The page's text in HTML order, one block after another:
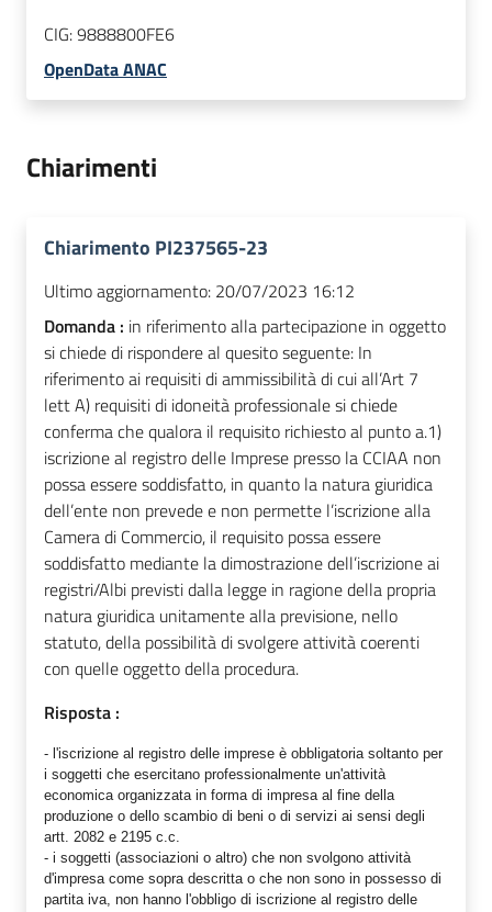
CIG:9888800FE6
OpenData ANAC
Chiarimenti
Chiarimento PI237565-23
Ultimo aggiornamento: 20/07/2023 16:12
Domanda : in riferimento alla partecipazione in oggetto
si chiede di rispondere al quesito seguente: In
riferimento ai requisiti di ammissibilità di cui all’Art 7
lett A) requisiti di idoneità professionale si chiede
conferma che qualora il requisito richiesto al punto a.1)
iscrizione al registro delle Imprese presso la CCIAA non
possa essere soddisfatto, in quanto la natura giuridica
dell’ente non prevede e non permette l’iscrizione alla
Camera di Commercio, il requisito possa essere
soddisfatto mediante la dimostrazione dell’iscrizione ai
registri/Albi previsti dalla legge in ragione della propria
natura giuridica unitamente alla previsione, nello
statuto, della possibilità di svolgere attività coerenti
con quelle oggetto della procedura.
Risposta :
- l'iscrizione al registro delle imprese è obbligatoria soltanto per
i soggetti che esercitano professionalmente un'attività
economica organizzata in forma di impresa al fine della
produzione o dello scambio di beni o di servizi ai sensi degli
artt. 2082 e 2195 c.c.
- i soggetti (associazioni o altro) che non svolgono attività
d'impresa come sopra descritta o che non sono in possesso di
partita iva, non hanno l'obbligo di iscrizione al registro delle